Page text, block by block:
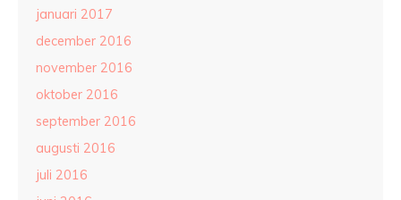
januari 2017
december 2016
november 2016
oktober 2016
september 2016
augusti 2016
juli 2016